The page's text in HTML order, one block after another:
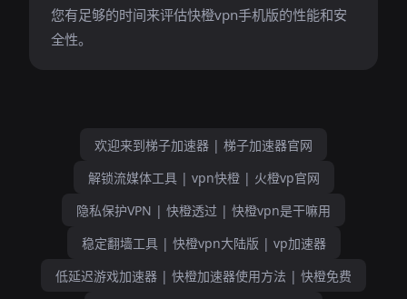
您有足够的时间来评估快橙vpn手机版的性能和安
全性。
欢迎来到梯子加速器 | 梯子加速器官网
解锁流媒体工具 | vpn快橙 | 火橙vp官网
隐私保护VPN | 快橙透过 | 快橙vpn是干嘛用
稳定翻墙工具 | 快橙vpn大陆版 | vp加速器
低延迟游戏加速器 | 快橙加速器使用方法 | 快橙免费